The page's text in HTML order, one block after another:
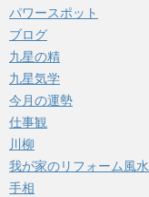
パワースポット
ブログ
九星の精
九星気学
今月の運勢
仕事観
川柳
我が家のリフォーム風水
手相